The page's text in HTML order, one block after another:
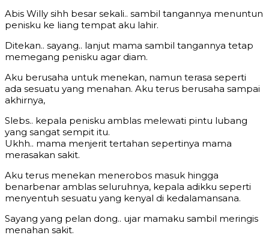
Abis Willy sihh besar sekali.. sambil tangannya menuntun
penisku ke liang tempat aku lahir.
Ditekan.. sayang.. lanjut mama sambil tangannya tetap
memegang penisku agar diam.
Aku berusaha untuk menekan, namun terasa seperti
ada sesuatu yang menahan. Aku terus berusaha sampai
akhirnya,
Slebs.. kepala penisku amblas melewati pintu lubang
yang sangat sempit itu.
Ukhh.. mama menjerit tertahan sepertinya mama
merasakan sakit.
Aku terus menekan menerobos masuk hingga
benarbenar amblas seluruhnya, kepala adikku seperti
menyentuh sesuatu yang kenyal di kedalamansana.
Sayang yang pelan dong.. ujar mamaku sambil meringis
menahan sakit.